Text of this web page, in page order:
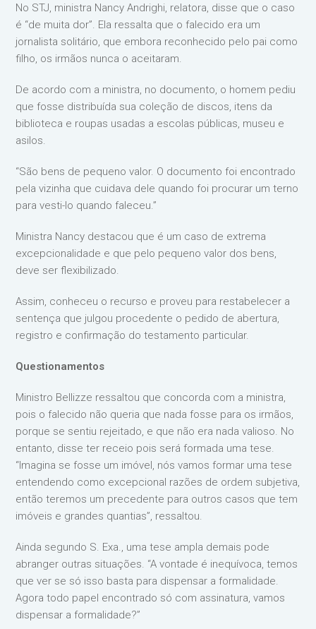
No STJ, ministra Nancy Andrighi, relatora, disse que o caso
é “de muita dor”. Ela ressalta que o falecido era um
jornalista solitário, que embora reconhecido pelo pai como
filho, os irmãos nunca o aceitaram.
De acordo com a ministra, no documento, o homem pediu
que fosse distribuída sua coleção de discos, itens da
biblioteca e roupas usadas a escolas públicas, museu e
asilos.
“São bens de pequeno valor. O documento foi encontrado
pela vizinha que cuidava dele quando foi procurar um terno
para vesti-lo quando faleceu.”
Ministra Nancy destacou que é um caso de extrema
excepcionalidade e que pelo pequeno valor dos bens,
deve ser flexibilizado.
Assim, conheceu o recurso e proveu para restabelecer a
sentença que julgou procedente o pedido de abertura,
registro e confirmação do testamento particular.
Questionamentos
Ministro Bellizze ressaltou que concorda com a ministra,
pois o falecido não queria que nada fosse para os irmãos,
porque se sentiu rejeitado, e que não era nada valioso. No
entanto, disse ter receio pois será formada uma tese.
“Imagina se fosse um imóvel, nós vamos formar uma tese
entendendo como excepcional razões de ordem subjetiva,
então teremos um precedente para outros casos que tem
imóveis e grandes quantias”, ressaltou.
Ainda segundo S. Exa., uma tese ampla demais pode
abranger outras situações. “A vontade é inequívoca, temos
que ver se só isso basta para dispensar a formalidade.
Agora todo papel encontrado só com assinatura, vamos
dispensar a formalidade?”